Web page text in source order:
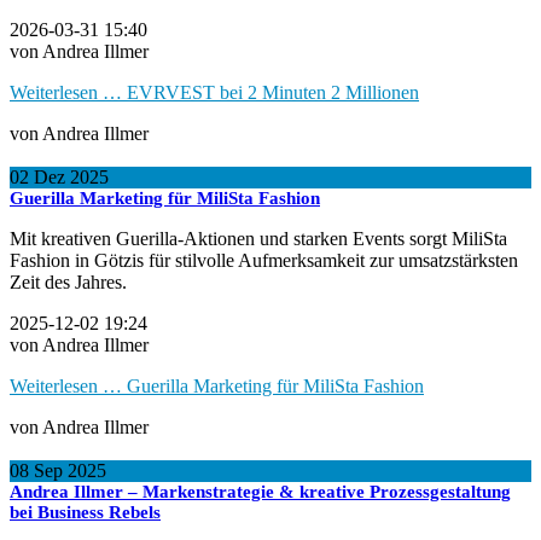
2026-03-31 15:40
von Andrea Illmer
Weiterlesen … EVRVEST bei 2 Minuten 2 Millionen
von Andrea Illmer
02 Dez 2025
Guerilla Marketing für MiliSta Fashion
Mit kreativen Guerilla-Aktionen und starken Events sorgt MiliSta
Fashion in Götzis für stilvolle Aufmerksamkeit zur umsatzstärksten
Zeit des Jahres.
2025-12-02 19:24
von Andrea Illmer
Weiterlesen … Guerilla Marketing für MiliSta Fashion
von Andrea Illmer
08 Sep 2025
Andrea Illmer – Markenstrategie & kreative Prozessgestaltung
bei Business Rebels